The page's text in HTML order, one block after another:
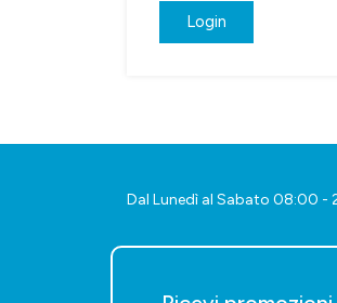
Login
Dal Lunedì al Sabato 08:00 -